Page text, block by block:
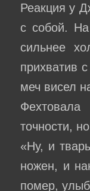
Реакция у
с собой.
сильнее
прихватив
меч висел
точности,
«Ну, и
ножен, и
помер,